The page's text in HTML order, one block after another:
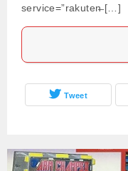
service=”rakuten̶ […]
Tweet